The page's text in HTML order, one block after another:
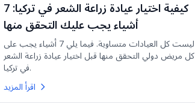
كيفية اختيار عيادة زراعة الشعر في تركيا: 7
أشياء يجب عليك التحقق منها
ليست كل العيادات متساوية. فيما يلي 7 أشياء يجب على
كل مريض دولي التحقق منها قبل اختيار عيادة زراعة الشعر
في تركيا.
اقرأ المزيد